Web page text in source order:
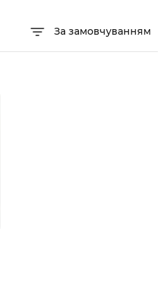
За замовчуванням